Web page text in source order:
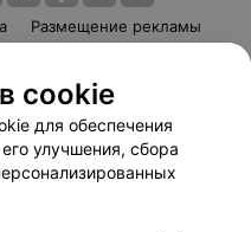
Размещение рекламы
Способы оплаты
103.by
cookie
для обеспечения
улучшения, сбора